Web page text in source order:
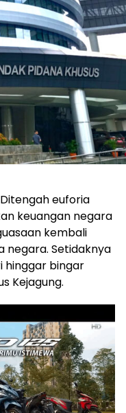
euforia
keuangan negara
kembali
negara. Setidaknya
hinggar bingar
Kejagung.